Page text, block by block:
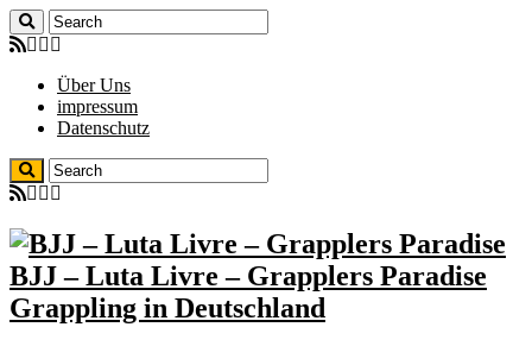
Über Uns
impressum
Datenschutz
BJJ – Luta Livre – Grapplers Paradise
Grappling in Deutschland